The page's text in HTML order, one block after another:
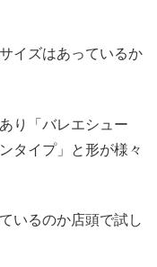
イズはあっているか
り「バレエシュー
タイプ」と形が様々
いるのか店頭で試し